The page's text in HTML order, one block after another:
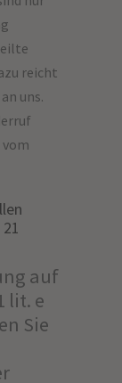
reicht
uns.
auf
lit. e
Sie